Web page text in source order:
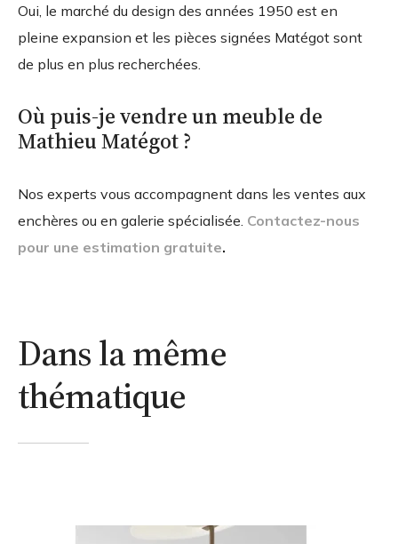
Oui, le marché du design des années 1950 est en
pleine expansion et les pièces signées Matégot sont
de plus en plus recherchées.
Où puis-je vendre un meuble de
Mathieu Matégot ?
Nos experts vous accompagnent dans les ventes aux
enchères ou en galerie spécialisée. Contactez-nous
pour une estimation gratuite.
Dans la même
thématique